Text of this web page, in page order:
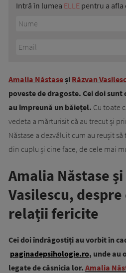
Intră în lumea ELLE pentru a afla
Amalia Năstaseși Răzvan
poveste de dragoste. Cei doi
au împreună un băiețel. Cu toate
vedeta a mărturisit că au trecut și
Năstase a dezvăluit cum au reușit
din cuplu și cine face, de cele mai
Amalia Năstase
Vasilescu,
relații fericite
Cei doi îndrăgostiți au vorbit în
paginadepsihologie.ro, unde au
legate de căsnicia lor. Amalia